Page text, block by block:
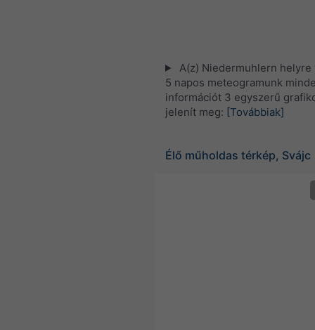
A(z) Niedermuhlern helyre
5 napos meteogramunk
információt 3 egyszerű
jelenít meg: [Továbbiak]
Élő műholdas térkép, Svájc